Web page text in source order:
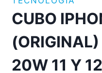
CUBO
20W 11 Y